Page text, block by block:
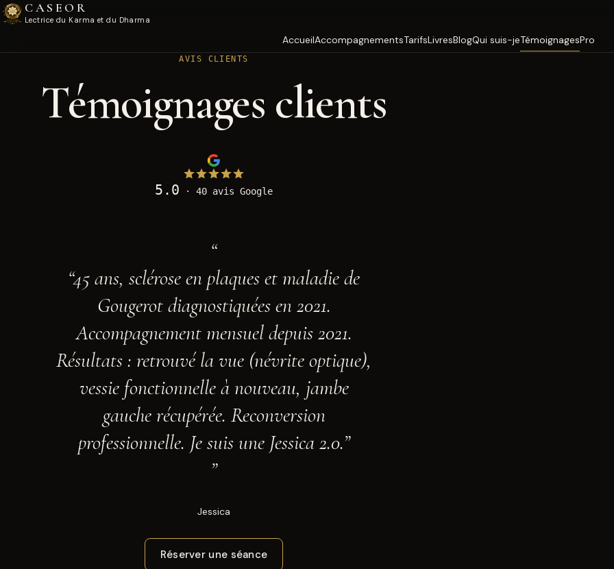
CASEOR
Lectrice du Karma et du Dharma
AccueilAccompagnementsTarifsLivresBlogQui suis-jeTémoignagesPro
AVIS CLIENTS
Témoignages clients
5.0 · 40 avis Google
45 ans, sclérose en plaques et maladie de
Gougerot diagnostiquées en 2021.
Accompagnement mensuel depuis 2021.
Résultats : retrouvé la vue (névrite optique),
vessie fonctionnelle à nouveau, jambe
gauche récupérée. Reconversion
professionnelle. Je suis une Jessica 2.0.
Jessica
Réserver une séance